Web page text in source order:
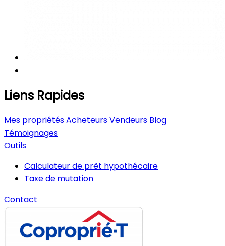
Liens Rapides
Mes propriétésAcheteursVendeurs Blog
Témoignages
Outils
Calculateur de prêt hypothécaire
Taxe de mutation
Contact